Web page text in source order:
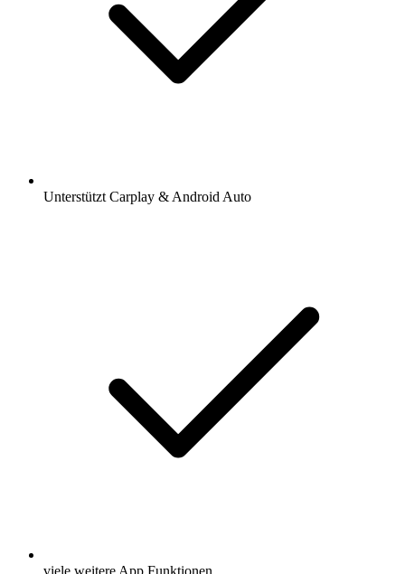
Unterstützt Carplay & Android Auto